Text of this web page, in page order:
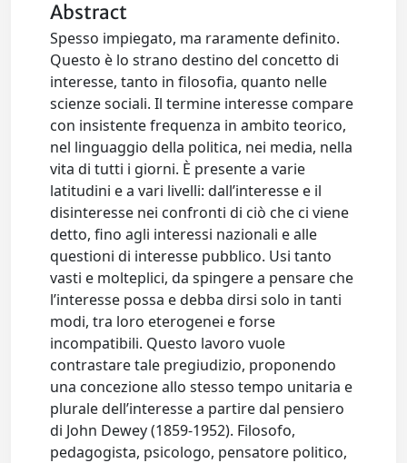
Abstract
Spesso impiegato, ma raramente definito.
Questo è lo strano destino del concetto di
interesse, tanto in filosofia, quanto nelle
scienze sociali. Il termine interesse compare
con insistente frequenza in ambito teorico,
nel linguaggio della politica, nei media, nella
vita di tutti i giorni. È presente a varie
latitudini e a vari livelli: dall’interesse e il
disinteresse nei confronti di ciò che ci viene
detto, fino agli interessi nazionali e alle
questioni di interesse pubblico. Usi tanto
vasti e molteplici, da spingere a pensare che
l’interesse possa e debba dirsi solo in tanti
modi, tra loro eterogenei e forse
incompatibili. Questo lavoro vuole
contrastare tale pregiudizio, proponendo
una concezione allo stesso tempo unitaria e
plurale dell’interesse a partire dal pensiero
di John Dewey (1859-1952). Filosofo,
pedagogista, psicologo, pensatore politico,